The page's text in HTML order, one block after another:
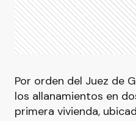
Por orden del Juez de
los allanamientos en
primera vivienda,